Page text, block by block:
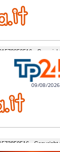
09/08/2026